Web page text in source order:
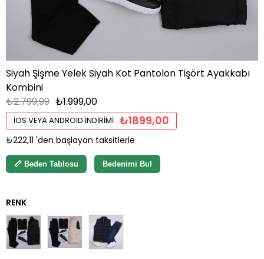
Siyah Şişme Yelek Siyah Kot Pantolon Tişört Ayakkabı
Kombini
₺2.799,99 ₺1.999,00
İOS VEYA ANDROID İNDIRIMI ₺1899,00
₺222,11 'den başlayan taksitlerle
📏 Beden Tablosu Bedenimi Bul